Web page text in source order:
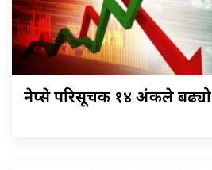
नेप्से परिसूचक १४ अंकले बढ्यो